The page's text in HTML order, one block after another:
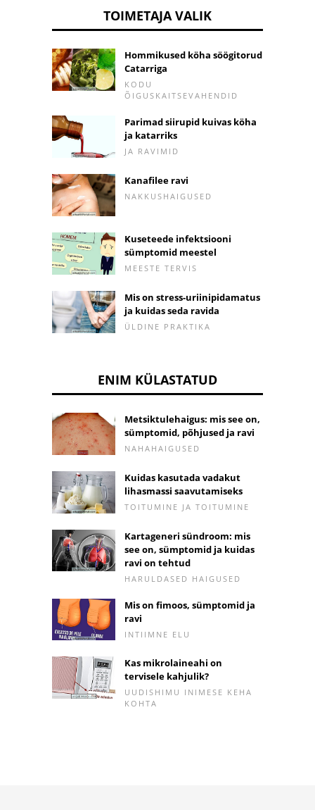
TOIMETAJA VALIK
Hommikused köha söögitorud
Catarriga
KODU
ÕIGUSKAITSEVAHENDID
Parimad siirupid kuivas köha
ja katarriks
JA RAVIMID
Kanafilee ravi
NAKKUSHAIGUSED
Kuseteede infektsiooni
sümptomid meestel
MEESTE TERVIS
Mis on stress-uriinipidamatus
ja kuidas seda ravida
ÜLDINE PRAKTIKA
ENIM KÜLASTATUD
Metsiktulehaigus: mis see on,
sümptomid, põhjused ja ravi
NAHAHAIGUSED
Kuidas kasutada vadakut
lihasmassi saavutamiseks
TOITUMINE JA TOITUMINE
Kartageneri sündroom: mis
see on, sümptomid ja kuidas
ravi on tehtud
HARULDASED HAIGUSED
Mis on fimoos, sümptomid ja
ravi
INTIIMNE ELU
Kas mikrolaineahi on
tervisele kahjulik?
UUDISHIMU INIMESE KEHA
KOHTA